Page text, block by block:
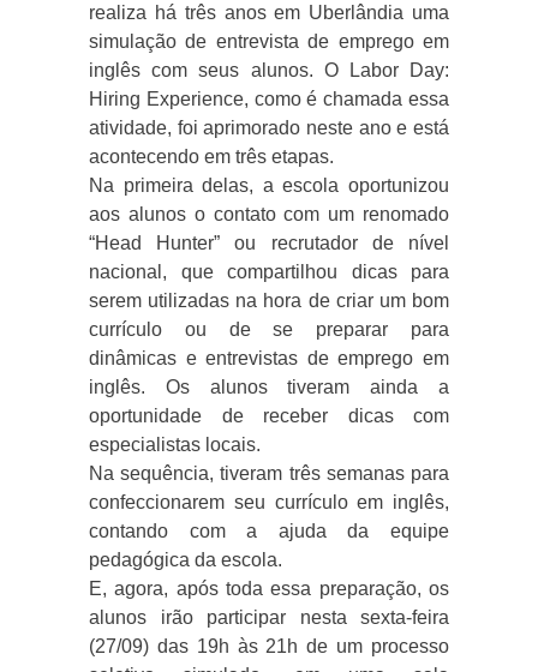
realiza há três anos em Uberlândia uma
simulação de entrevista de emprego em
inglês com seus alunos. O Labor Day:
Hiring Experience, como é chamada essa
atividade, foi aprimorado neste ano e está
acontecendo em três etapas.
Na primeira delas, a escola oportunizou
aos alunos o contato com um renomado
“Head Hunter” ou recrutador de nível
nacional, que compartilhou dicas para
serem utilizadas na hora de criar um bom
currículo ou de se preparar para
dinâmicas e entrevistas de emprego em
inglês. Os alunos tiveram ainda a
oportunidade de receber dicas com
especialistas locais.
Na sequência, tiveram três semanas para
confeccionarem seu currículo em inglês,
contando com a ajuda da equipe
pedagógica da escola.
E, agora, após toda essa preparação, os
alunos irão participar nesta sexta-feira
(27/09) das 19h às 21h de um processo